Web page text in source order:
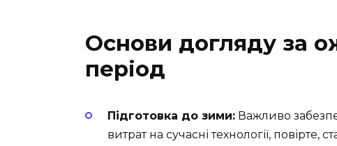
Основи догляду за
період
Підготовка до зими: Важливо
витрат на сучасні технології,